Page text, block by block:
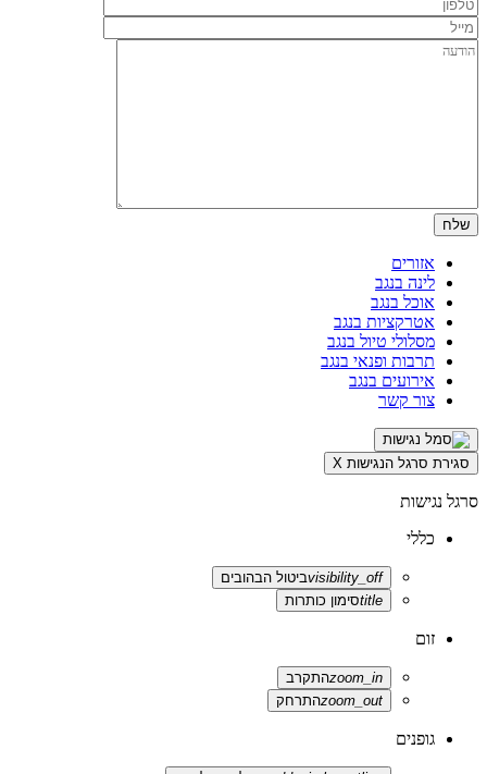
אזורים
לינה בנגב
אוכל בנגב
אטרקציות בנגב
מסלולי טיול בנגב
תרבות ופנאי בנגב
אירועים בנגב
צור קשר
סגירת סרגל הנגישות X
סרגל נגישות
כללי
visibility_offביטול הבהובים
titleסימון כותרות
זום
zoom_inהתקרב
zoom_outהתרחק
גופנים